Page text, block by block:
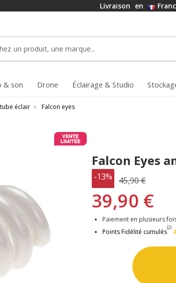
Livraison en
& son Drone Éclairage & Studio
éclair › Falcon eyes
Falcon Eyes
-13% 45,90 €
39,90 €
Paiement en plusieurs
Points Fidélité cumulés
(2)